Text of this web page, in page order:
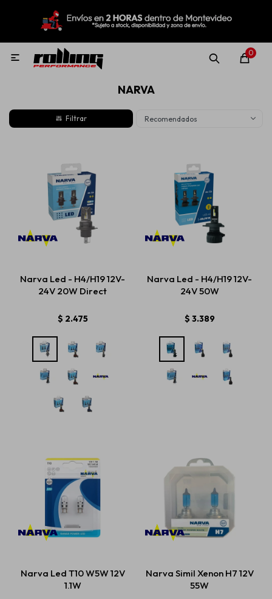
0

NARVA
Recomendados
Narva Led - H4/H19 12V-
24V 20W Direct
$ 2.475
Narva Led - H4/H19 12V-
24V 50W
$ 3.389
Narva Led T10 W5W 12V
1.1W
Narva Simil Xenon H7 12V
55W
MI CUENTA
Nuevo! Rolling Repuestos
Lubricantes
Aditivos
Estética automotriz
Accesorios
Baterías
Servicios